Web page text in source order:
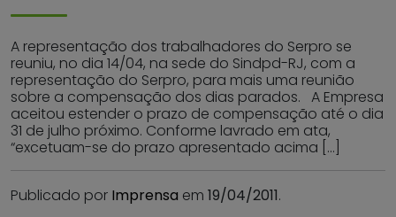
A representação dos trabalhadores do Serpro se
reuniu, no dia 14/04, na sede do Sindpd-RJ, com a
representação do Serpro, para mais uma reunião
sobre a compensação dos dias parados. A Empresa
aceitou estender o prazo de compensação até o dia
31 de julho próximo. Conforme lavrado em ata,
“excetuam-se do prazo apresentado acima […]
Publicado por Imprensa em 19/04/2011.